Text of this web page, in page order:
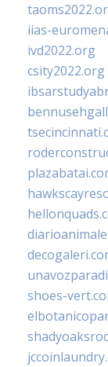
iias-
ivd2022.org
csity2022.org
shoes-